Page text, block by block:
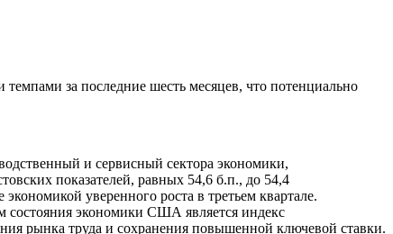
за последние шесть месяцев, что потенциально
и сервисный сектора экономики,
показателей, равных 54,6 б.п., до 54,4
уверенного роста в третьем квартале.
состояния экономики США является индекс
рынка труда и сохранения повышенной ключевой ставки.